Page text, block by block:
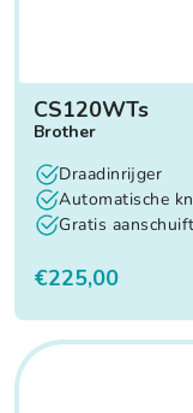
CS120WTs
Brother
Draadinrijger
Automatische
Gratis
€225,00